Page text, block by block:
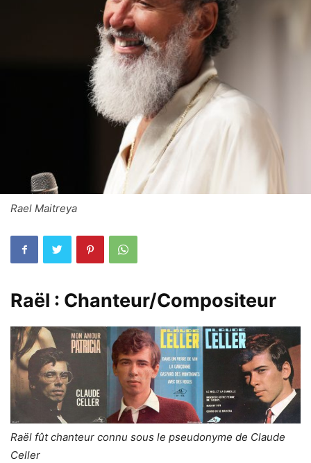
Rael Maitreya
Raël : Chanteur/Compositeur
Raël fût chanteur connu sous le pseudonyme de Claude
Celler